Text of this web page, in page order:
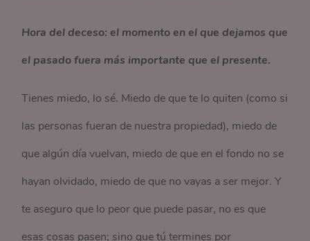
Hora del deceso: el momento en el que dejamos que
el pasado fuera más importante que el presente.
Tienes miedo, lo sé. Miedo de que te lo quiten (como si
las personas fueran de nuestra propiedad), miedo de
que algún día vuelvan, miedo de que en el fondo no se
hayan olvidado, miedo de que no vayas a ser mejor. Y
te aseguro que lo peor que puede pasar, no es que
esas cosas pasen; sino que tú termines por